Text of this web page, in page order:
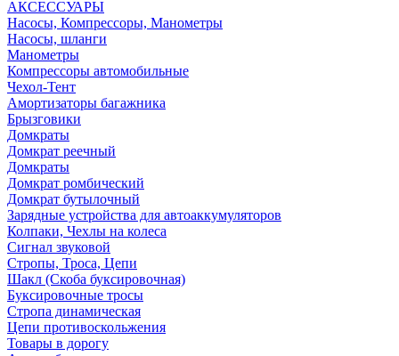
АКСЕССУАРЫ
Насосы, Компрессоры, Манометры
Насосы, шланги
Манометры
Компрессоры автомобильные
Чехол-Тент
Амортизаторы багажника
Брызговики
Домкраты
Домкрат реечный
Домкраты
Домкрат ромбический
Домкрат бутылочный
Зарядные устройства для автоаккумуляторов
Колпаки, Чехлы на колеса
Сигнал звуковой
Стропы, Троса, Цепи
Шакл (Скоба буксировочная)
Буксировочные тросы
Стропа динамическая
Цепи противоскольжения
Товары в дорогу